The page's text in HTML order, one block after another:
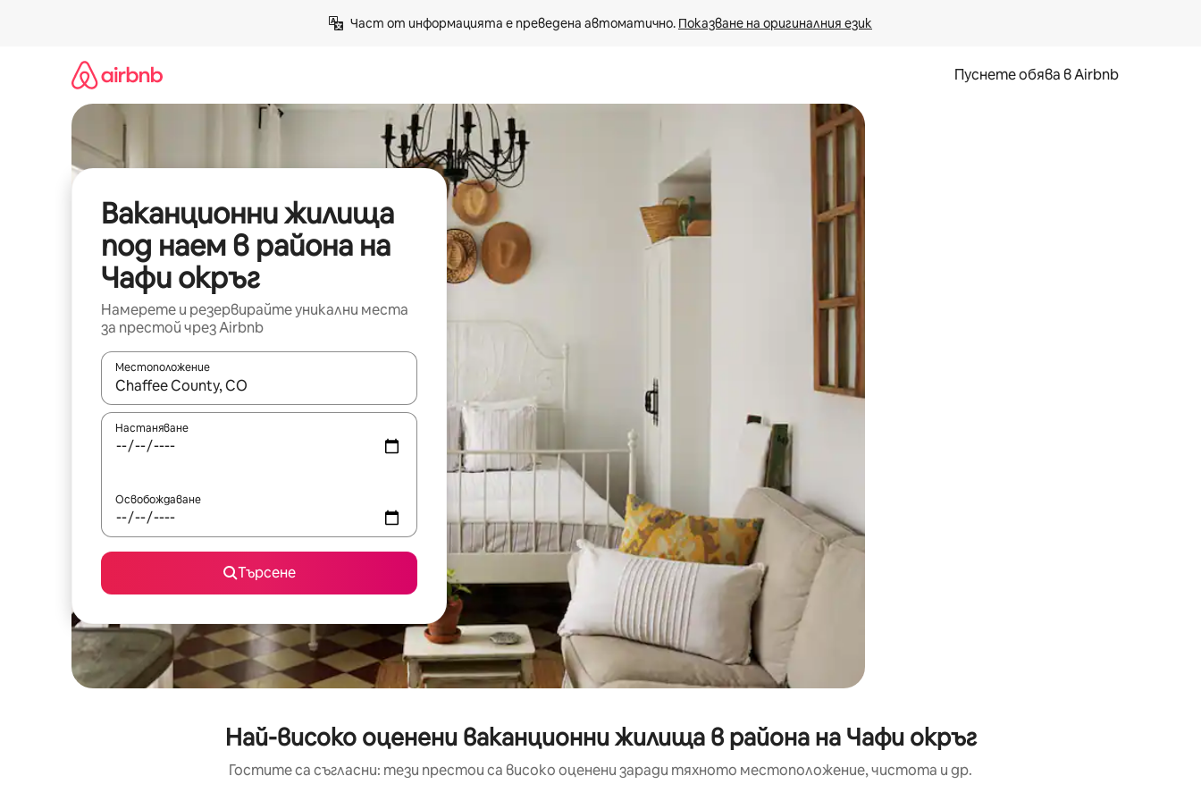
Част от информацията е преведена автоматично. Показване на оригиналния език
Пуснете обява в Airbnb
Ваканционни жилища
под наем в района на
Чафи окръг
Намерете и резервирайте уникални места
за престой чрез Airbnb
Местоположение
Когато резултатите се покажат, използвайте клавишите със стрелки нагоре и надолу или навигирайте с докосване или плъзгане.
Настаняване
Освобождаване
Търсене
Най-високо оценени ваканционни жилища в района на Чафи окръг
Гостите са съгласни: тези престои са високо оценени заради тяхното местоположение, чистота и др.